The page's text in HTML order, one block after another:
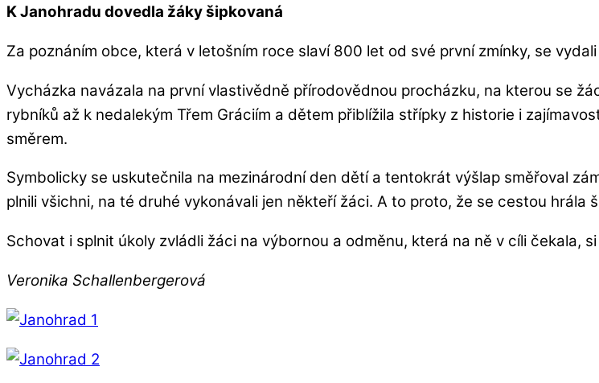
K Janohradu dovedla žáky šipkovaná
Za poznáním obce, která v letošním roce slaví 800 let od své první zmínky, se
Vycházka navázala na první vlastivědně přírodovědnou procházku, na kterou se
rybníků až k nedalekým Třem Gráciím a dětem přiblížila střípky z historie i
směrem.
Symbolicky se uskutečnila na mezinárodní den dětí a tentokrát výšlap směřoval
plnili všichni, na té druhé vykonávali jen někteří žáci. A to proto, že se cestou
Schovat i splnit úkoly zvládli žáci na výbornou a odměnu, která na ně v cíli čekala,
Veronika Schallenbergerová